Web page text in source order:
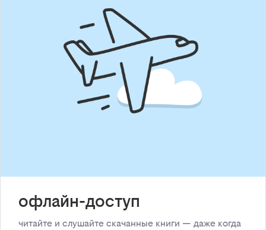
офлайн-доступ
читайте и слушайте скачанные книги — даже когда